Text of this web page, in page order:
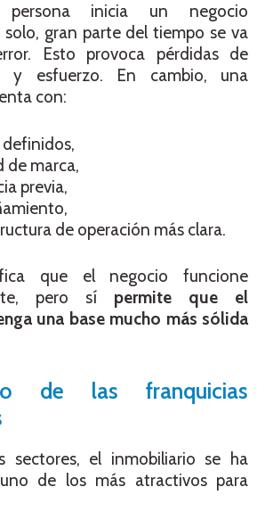
inicia un negocio
gran parte del tiempo se va
Esto provoca pérdidas de
y esfuerzo. En cambio, una
con:
de marca,
previa,
de operación más clara.
que el negocio funcione
pero sí permite que el
una base mucho más sólida
de las franquicias
sectores, el inmobiliario se ha
de los más atractivos para